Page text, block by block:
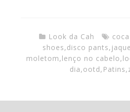
Look da Cah
shoes,disco pants,
moletom,lenço no cabelo,
dia,ootd, Patins,